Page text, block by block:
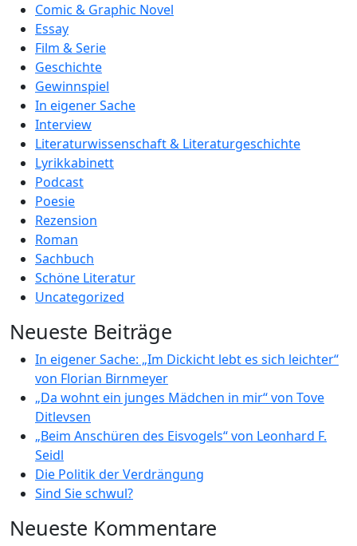
Comic & Graphic Novel
Essay
Film & Serie
Geschichte
Gewinnspiel
In eigener Sache
Interview
Literaturwissenschaft & Literaturgeschichte
Lyrikkabinett
Podcast
Poesie
Rezension
Roman
Sachbuch
Schöne Literatur
Uncategorized
Neueste Beiträge
In eigener Sache: „Im Dickicht lebt es sich leichter“
von Florian Birnmeyer
„Da wohnt ein junges Mädchen in mir“ von Tove
Ditlevsen
„Beim Anschüren des Eisvogels“ von Leonhard F.
Seidl
Die Politik der Verdrängung
Sind Sie schwul?
Neueste Kommentare